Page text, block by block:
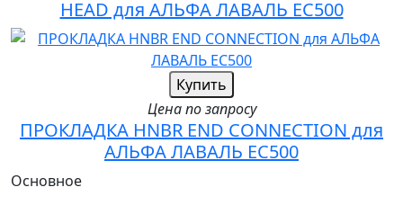
HEAD для АЛЬФА ЛАВАЛЬ EC500
Купить
Цена по запросу
ПРОКЛАДКА HNBR END CONNECTION для
АЛЬФА ЛАВАЛЬ EC500
Основное